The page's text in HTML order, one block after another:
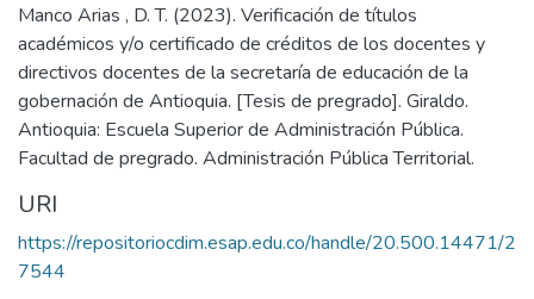
Manco Arias , D. T. (2023). Verificación de títulos
académicos y/o certificado de créditos de los docentes y
directivos docentes de la secretaría de educación de la
gobernación de Antioquia. [Tesis de pregrado]. Giraldo.
Antioquia: Escuela Superior de Administración Pública.
Facultad de pregrado. Administración Pública Territorial.
URI
https://repositoriocdim.esap.edu.co/handle/20.500.14471/2
7544